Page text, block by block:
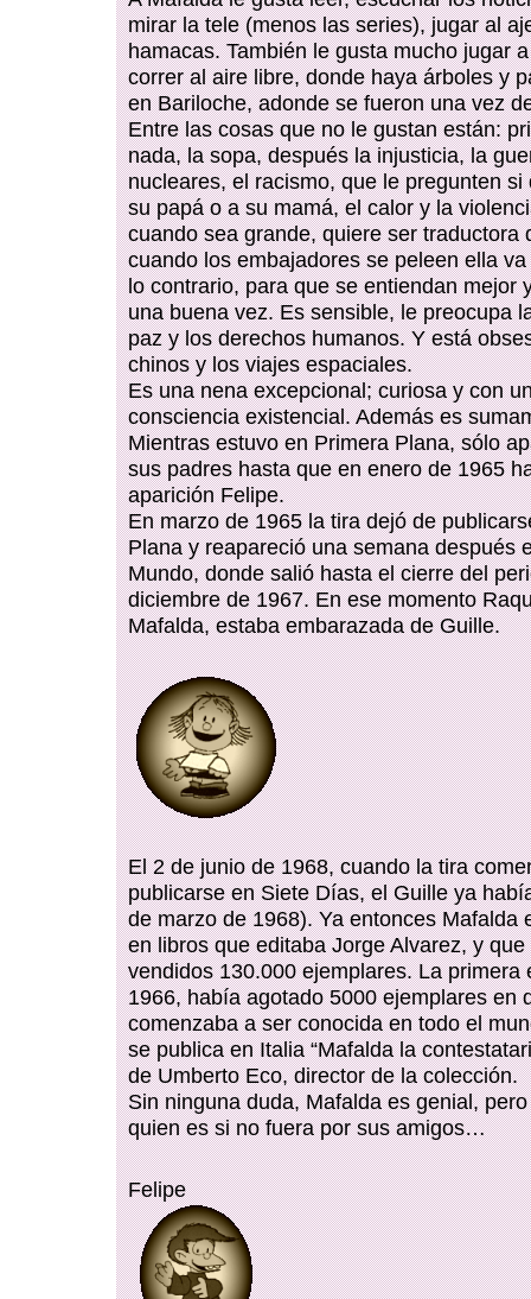
mirar la tele (menos las series), jugar al
hamacas. También le gusta mucho jugar
correr al aire libre, donde haya árboles y
en Bariloche, adonde se fueron una vez
Entre las cosas que no le gustan están:
nada, la sopa, después la injusticia, la
nucleares, el racismo, que le pregunten si
su papá o a su mamá, el calor y la
cuando sea grande, quiere ser traductora
cuando los embajadores se peleen ella
lo contrario, para que se entiendan mejor
una buena vez. Es sensible, le preocupa
paz y los derechos humanos. Y está
chinos y los viajes espaciales.
Es una nena excepcional; curiosa y con
consciencia existencial. Además es
Mientras estuvo en Primera Plana, sólo
sus padres hasta que en enero de 1965
aparición Felipe.
En marzo de 1965 la tira dejó de
Plana y reapareció una semana después
Mundo, donde salió hasta el cierre del
diciembre de 1967. En ese momento
Mafalda, estaba embarazada de Guille.
El 2 de junio de 1968, cuando la tira
publicarse en Siete Días, el Guille ya
de marzo de 1968). Ya entonces Mafalda
en libros que editaba Jorge Alvarez, y que
vendidos 130.000 ejemplares. La primera
1966, había agotado 5000 ejemplares en
comenzaba a ser conocida en todo el
se publica en Italia “Mafalda la
de Umberto Eco, director de la colección.
Sin ninguna duda, Mafalda es genial,
quien es si no fuera por sus amigos…
Felipe